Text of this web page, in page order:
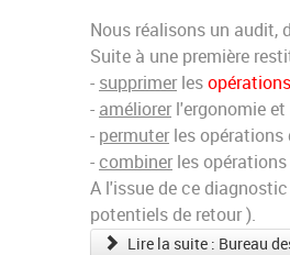
Nous réalisons un audit,
Suite à une première
- supprimerles
- améliorerl'ergonomie et
- permuterles opérations
- combinerles opérations
A l'issue de ce
potentiels de retour ).
Lire la suite : Bureau